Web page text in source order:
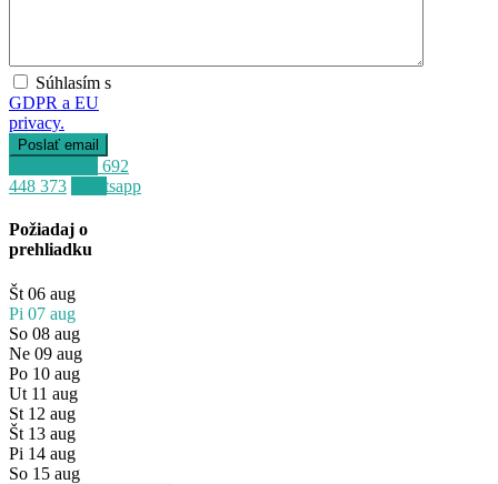
Súhlasím s
GDPR a EU
privacy.
+34 692
448 373
Whatsapp
Požiadaj o
prehliadku
Št 06 aug
Pi 07 aug
So 08 aug
Ne 09 aug
Po 10 aug
Ut 11 aug
St 12 aug
Št 13 aug
Pi 14 aug
So 15 aug